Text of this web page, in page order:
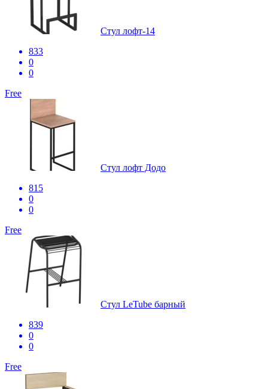
Стул лофт-14
833
0
0
Free
Стул лофт Додо
815
0
0
Free
Стул LeTube барный
839
0
0
Free